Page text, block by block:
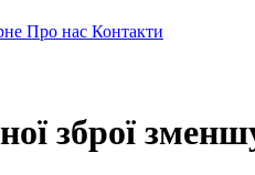
Про нас Контакти
зброї